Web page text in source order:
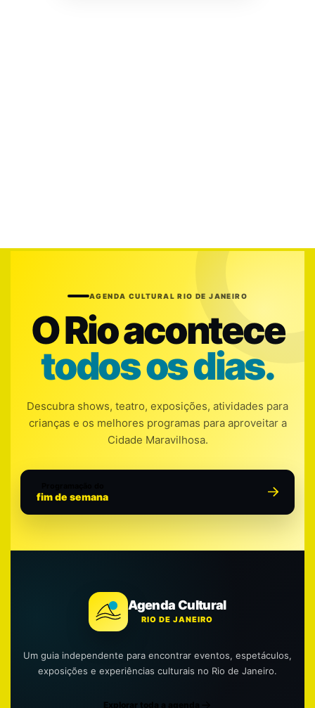
AGENDA CULTURAL RIO DE JANEIRO
O Rio acontece
todos os dias.
Descubra shows, teatro, exposições, atividades para
crianças e os melhores programas para aproveitar a
Cidade Maravilhosa.
fim de semana
Agenda Cultural
RIO DE JANEIRO
Um guia independente para encontrar eventos, espetáculos,
exposições e experiências culturais no Rio de Janeiro.
Explorar toda a agenda